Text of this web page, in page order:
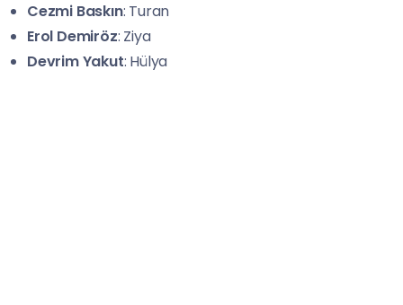
Cezmi Baskın: Turan
Erol Demiröz: Ziya
Devrim Yakut: Hülya